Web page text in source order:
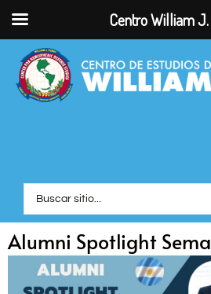
Alumni Spotlight
Centro William